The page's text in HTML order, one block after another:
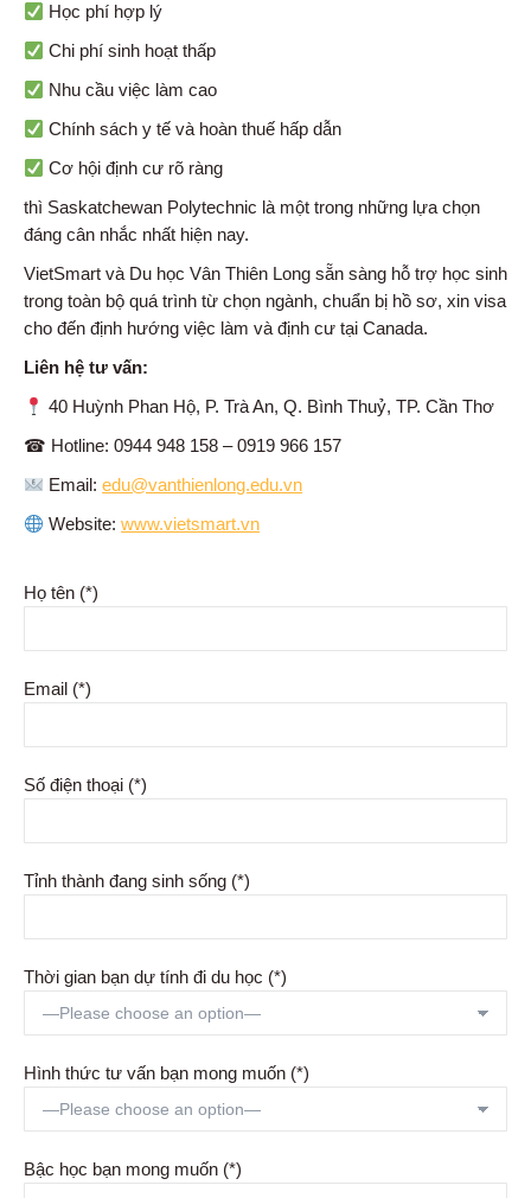
Học phí hợp lý
Chi phí sinh hoạt thấp
Nhu cầu việc làm cao
Chính sách y tế và hoàn thuế hấp dẫn
Cơ hội định cư rõ ràng
thì Saskatchewan Polytechnic là một trong những lựa chọn
đáng cân nhắc nhất hiện nay.
VietSmart và Du học Vân Thiên Long sẵn sàng hỗ trợ học sinh
trong toàn bộ quá trình từ chọn ngành, chuẩn bị hồ sơ, xin visa
cho đến định hướng việc làm và định cư tại Canada.
Liên hệ tư vấn:
40 Huỳnh Phan Hộ, P. Trà An, Q. Bình Thuỷ, TP. Cần Thơ
☎ Hotline: 0944 948 158 – 0919 966 157
Email:edu@vanthienlong.edu.vn
Website:www.vietsmart.vn
Họ tên (*)
Email (*)
Số điện thoại (*)
Tỉnh thành đang sinh sống (*)
Thời gian bạn dự tính đi du học (*)
Hình thức tư vấn bạn mong muốn (*)
Bậc học bạn mong muốn (*)